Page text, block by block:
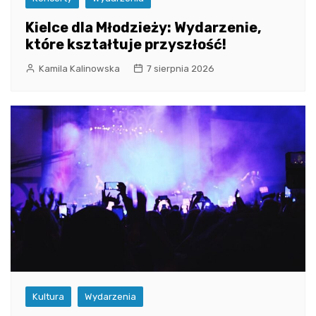
Kielce dla Młodzieży: Wydarzenie,
które kształtuje przyszłość!
Kamila Kalinowska 7 sierpnia 2026
Kultura Wydarzenia